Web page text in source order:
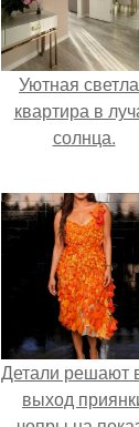
Уютная
квартира в
солнца.
Детали решают
выход